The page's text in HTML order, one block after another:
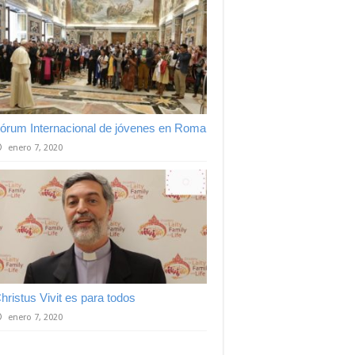
Internacional de jóvenes en Roma
enero 7, 2020
Vivit es para todos
enero 7, 2020